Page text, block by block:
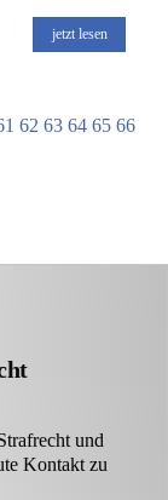
jetzt lesen
62 63 64 65 66
und
Kontakt zu